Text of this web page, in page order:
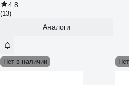
4.8
(13)
Аналоги
Нет в наличии